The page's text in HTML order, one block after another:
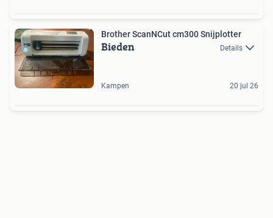
Brother ScanNCut cm300 Snijplotter
Bieden Details
Kampen 20 jul 26